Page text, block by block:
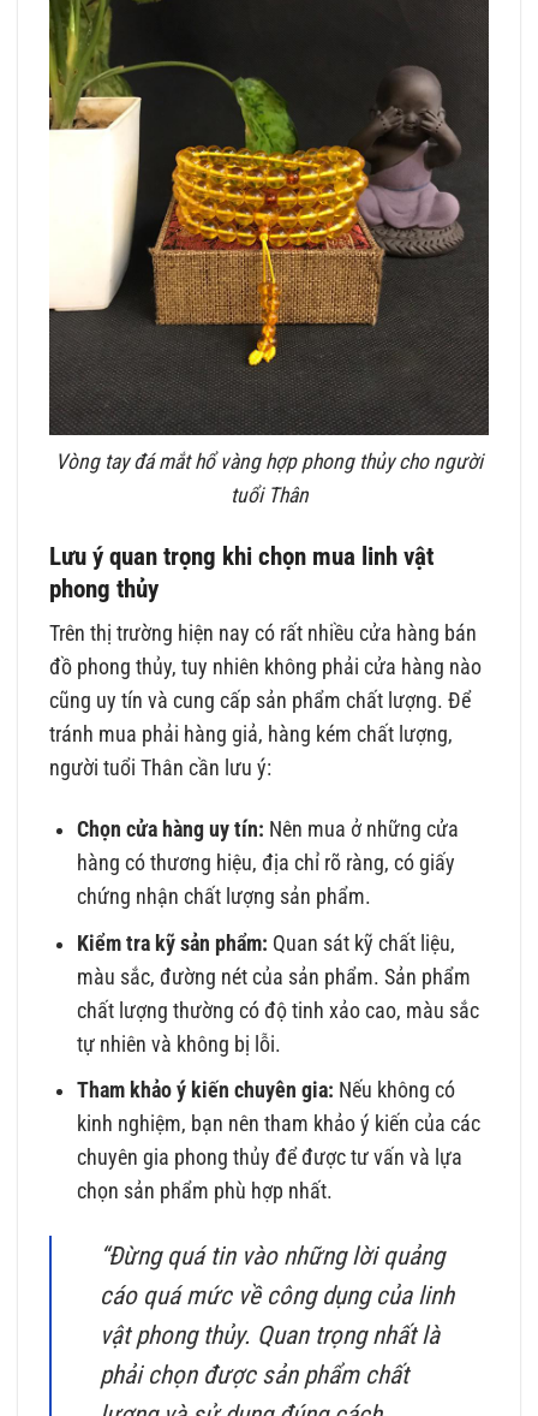
Vòng tay đá mắt hổ vàng hợp phong thủy cho người
tuổi Thân
Lưu ý quan trọng khi chọn mua linh vật
phong thủy
Trên thị trường hiện nay có rất nhiều cửa hàng bán
đồ phong thủy, tuy nhiên không phải cửa hàng nào
cũng uy tín và cung cấp sản phẩm chất lượng. Để
tránh mua phải hàng giả, hàng kém chất lượng,
người tuổi Thân cần lưu ý:
Chọn cửa hàng uy tín: Nên mua ở những cửa
hàng có thương hiệu, địa chỉ rõ ràng, có giấy
chứng nhận chất lượng sản phẩm.
Kiểm tra kỹ sản phẩm: Quan sát kỹ chất liệu,
màu sắc, đường nét của sản phẩm. Sản phẩm
chất lượng thường có độ tinh xảo cao, màu sắc
tự nhiên và không bị lỗi.
Tham khảo ý kiến chuyên gia: Nếu không có
kinh nghiệm, bạn nên tham khảo ý kiến của các
chuyên gia phong thủy để được tư vấn và lựa
chọn sản phẩm phù hợp nhất.
“Đừng quá tin vào những lời quảng
cáo quá mức về công dụng của linh
vật phong thủy. Quan trọng nhất là
phải chọn được sản phẩm chất